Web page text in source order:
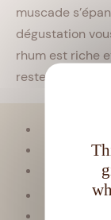
muscade
dégustation
rhum est riche
restera
Matière
Type de